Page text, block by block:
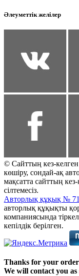
Әлеуметтік желілер
© Сайттың кез-
көшіру, сондай-ақ
мақсатта сайттың
сілтемесіз.
Авторлық құқық №
авторлық құқықты
компаниясында
кепілдік берілген.
Thanks for your
We will contact you as